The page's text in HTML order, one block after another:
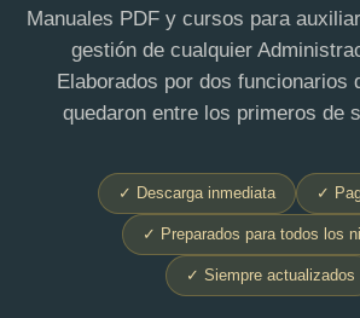
Manuales PDF y cursos para
gestión de cualquier
Elaborados por dos funcionarios
quedaron entre los primeros de
✓ Descarga inmediata ✓
✓ Preparados para todos los
✓ Siempre actualizados